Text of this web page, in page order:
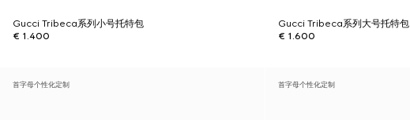
Gucci Tribeca系列小号托特包
€ 1.400
Gucci Tribeca系列大号托特包
€ 1.600
首字母个性化定制 首字母个性化定制